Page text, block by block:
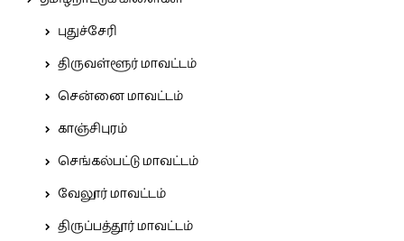
புதுச்சேரி
திருவள்ளூர் மாவட்டம்
சென்னை மாவட்டம்
காஞ்சிபுரம்
செங்கல்பட்டு மாவட்டம்
வேலூர் மாவட்டம்
திருப்பத்தூர் மாவட்டம்